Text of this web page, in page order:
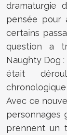
dramaturgie
pensée pour
certains
question a
Naughty Dog
était
Avec ce
personnages
prennent un